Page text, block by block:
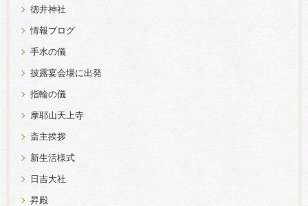
徳井神社
情報ブログ
手水の儀
披露宴会場に出発
指輪の儀
摩耶山天上寺
斎主挨拶
新生活様式
日吉大社
昇殿